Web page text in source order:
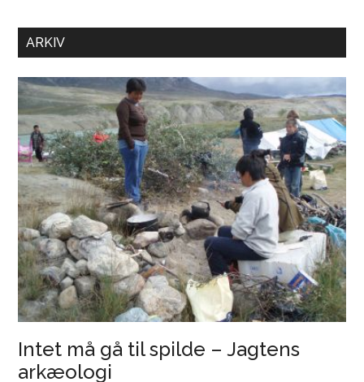
i
Kelter-
udstillingen
på
Moesgaard
ARKIV
Intet må gå til spilde – Jagtens
arkæologi